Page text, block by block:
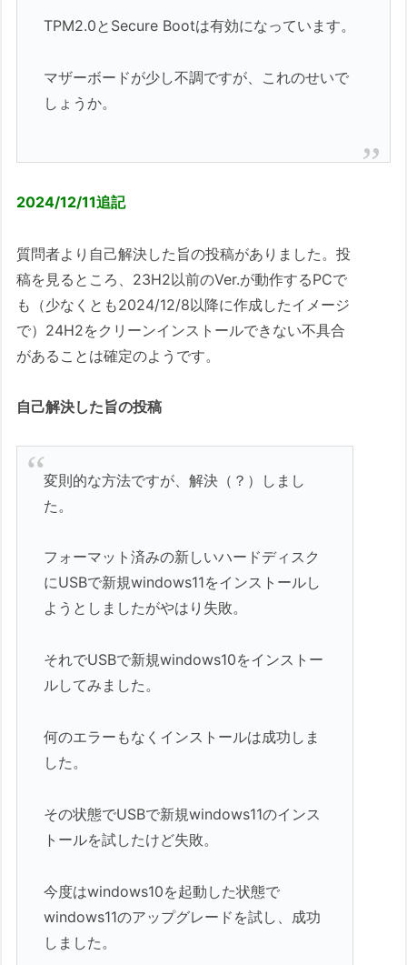
TPM2.0とSecure Bootは有効になっています。
マザーボードが少し不調ですが、これのせいで
しょうか。
2024/12/11追記
質問者より自己解決した旨の投稿がありました。投
稿を見るところ、23H2以前のVer.が動作するPCで
も（少なくとも2024/12/8以降に作成したイメージ
で）24H2をクリーンインストールできない不具合
があることは確定のようです。
自己解決した旨の投稿
変則的な方法ですが、解決（？）しまし
た。
フォーマット済みの新しいハードディスク
にUSBで新規windows11をインストールし
ようとしましたがやはり失敗。
それでUSBで新規windows10をインストー
ルしてみました。
何のエラーもなくインストールは成功しま
した。
その状態でUSBで新規windows11のインス
トールを試したけど失敗。
今度はwindows10を起動した状態で
windows11のアップグレードを試し、成功
しました。